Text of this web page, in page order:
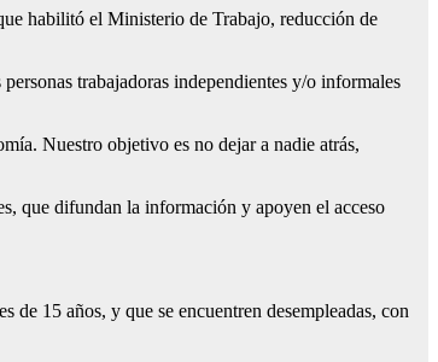
habilitó el Ministerio de Trabajo, reducción de
trabajadoras independientes y/o informales
Nuestro objetivo es no dejar a nadie atrás,
que difundan la información y apoyen el acceso
15 años, y que se encuentren desempleadas, con